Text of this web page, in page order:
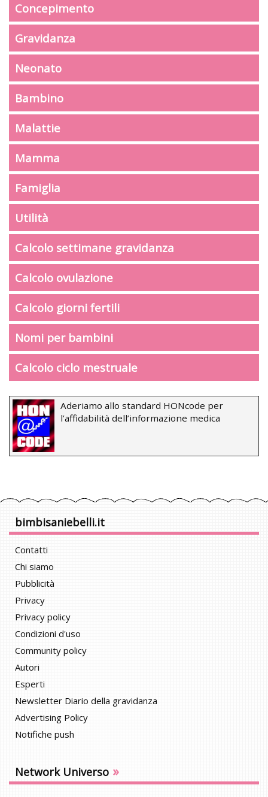
Concepimento
Gravidanza
Neonato
Bambino
Malattie
Mamma
Famiglia
Utilità
Calcolo settimane gravidanza
Calcolo ovulazione
Calcolo giorni fertili
Nomi per bambini
Calcolo ciclo mestruale
Aderiamo allo standard HONcode per
l’affidabilità dell’informazione medica
bimbisaniebelli.it
Contatti
Chi siamo
Pubblicità
Privacy
Privacy policy
Condizioni d'uso
Community policy
Autori
Esperti
Newsletter Diario della gravidanza
Advertising Policy
Notifiche push
Network Universo »